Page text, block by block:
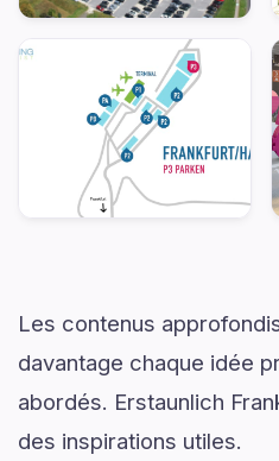
Les contenus
davantage chaque idée
abordés. Erstaunlich
des inspirations utiles.